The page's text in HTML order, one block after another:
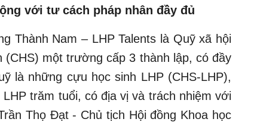
với tư cách pháp nhân đầy đủ
Thành Nam – LHP Talents là Quỹ xã hội
(CHS) một trường cấp 3 thành lập, có đầy
là những cựu học sinh LHP (CHS-LHP),
trăm tuổi, có địa vị và trách nhiệm với
Thọ Đạt - Chủ tịch Hội đồng Khoa học